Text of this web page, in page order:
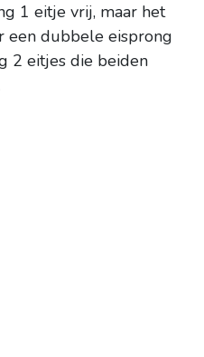
1 eitje vrij, maar het
een dubbele eisprong
2 eitjes die beiden